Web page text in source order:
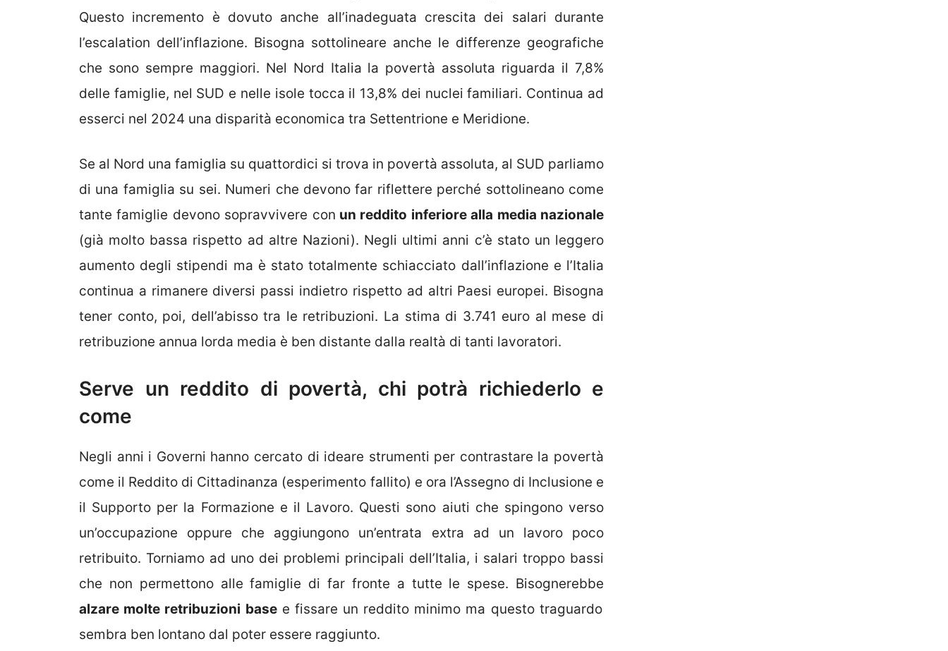
Questo incremento è dovuto anche all’inadeguata crescita dei salari durante
l’escalation dell’inflazione. Bisogna sottolineare anche le differenze geografiche
che sono sempre maggiori. Nel Nord Italia la povertà assoluta riguarda il 7,8%
delle famiglie, nel SUD e nelle isole tocca il 13,8% dei nuclei familiari. Continua ad
esserci nel 2024 una disparità economica tra Settentrione e Meridione.
Se al Nord una famiglia su quattordici si trova in povertà assoluta, al SUD parliamo
di una famiglia su sei. Numeri che devono far riflettere perché sottolineano come
tante famiglie devono sopravvivere con un reddito inferiore alla media nazionale
(già molto bassa rispetto ad altre Nazioni). Negli ultimi anni c’è stato un leggero
aumento degli stipendi ma è stato totalmente schiacciato dall’inflazione e l’Italia
continua a rimanere diversi passi indietro rispetto ad altri Paesi europei. Bisogna
tener conto, poi, dell’abisso tra le retribuzioni. La stima di 3.741 euro al mese di
retribuzione annua lorda media è ben distante dalla realtà di tanti lavoratori.
Serve un reddito di povertà, chi potrà richiederlo e
come
Negli anni i Governi hanno cercato di ideare strumenti per contrastare la povertà
come il Reddito di Cittadinanza (esperimento fallito) e ora l’Assegno di Inclusione e
il Supporto per la Formazione e il Lavoro. Questi sono aiuti che spingono verso
un’occupazione oppure che aggiungono un’entrata extra ad un lavoro poco
retribuito. Torniamo ad uno dei problemi principali dell’Italia, i salari troppo bassi
che non permettono alle famiglie di far fronte a tutte le spese. Bisognerebbe
alzare molte retribuzioni basee fissare un reddito minimo ma questo traguardo
sembra ben lontano dal poter essere raggiunto.